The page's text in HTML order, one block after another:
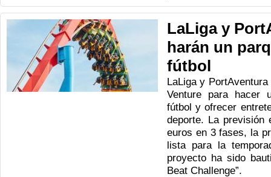
LaLiga y
harán un
fútbol
LaLiga y
Venture para hacer
fútbol y ofrecer
deporte. La previsión
euros en 3 fases, la
lista para la
proyecto ha sido
Beat Challenge”.